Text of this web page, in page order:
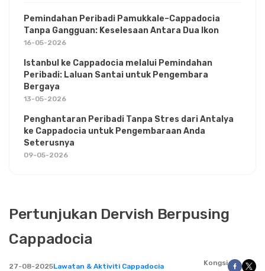
Pertunjukan Dervish Berpusing
Cappadocia
27-08-2025Lawatan & Aktiviti Cappadocia Kongsi
Pemindahan Peribadi Pamukkale–Cappadocia
Tanpa Gangguan: Keselesaan Antara Dua Ikon
16-05-2026
Istanbul ke Cappadocia melalui Pemindahan
Peribadi: Laluan Santai untuk Pengembara
Bergaya
13-05-2026
Penghantaran Peribadi Tanpa Stres dari Antalya
ke Cappadocia untuk Pengembaraan Anda
Seterusnya
09-05-2026